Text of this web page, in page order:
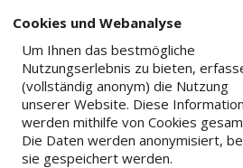
Cookies und Webanalyse
Um Ihnen das bestmögliche
Nutzungserlebnis zu bieten,
(vollständig anonym) die Nutzung
unserer Website. Diese
werden mithilfe von Cookies
Die Daten werden anonymisiert,
sie gespeichert werden.